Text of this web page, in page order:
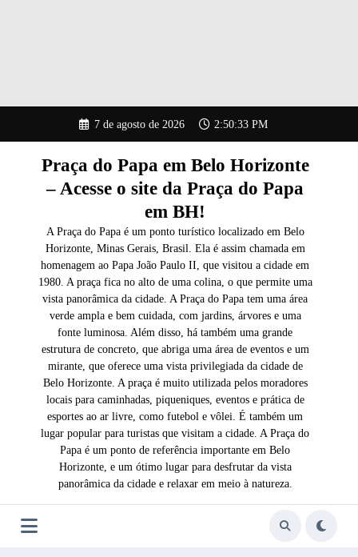
o
7 de agosto de 2026 2:50:34 PM
Praça do Papa em Belo Horizonte
– Acesse o site da Praça do Papa
em BH!
A Praça do Papa é um ponto turístico localizado em Belo
Horizonte, Minas Gerais, Brasil. Ela é assim chamada em
homenagem ao Papa João Paulo II, que visitou a cidade em
1980. A praça fica no alto de uma colina, o que permite uma
vista panorâmica da cidade. A Praça do Papa tem uma área
verde ampla e bem cuidada, com jardins, árvores e uma
fonte luminosa. Além disso, há também uma grande
estrutura de concreto, que abriga uma área de eventos e um
mirante, que oferece uma vista privilegiada da cidade de
Belo Horizonte. A praça é muito utilizada pelos moradores
locais para caminhadas, piqueniques, eventos e prática de
esportes ao ar livre, como futebol e vôlei. É também um
lugar popular para turistas que visitam a cidade. A Praça do
Papa é um ponto de referência importante em Belo
Horizonte, e um ótimo lugar para desfrutar da vista
panorâmica da cidade e relaxar em meio à natureza.